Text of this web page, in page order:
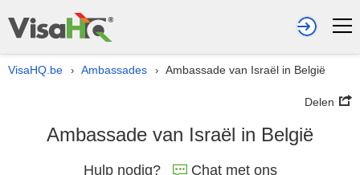
VisaHQ.be › Ambassades › Ambassade van Israël in België
Delen
Ambassade van Israël in België
Hulp nodig? Chat met ons